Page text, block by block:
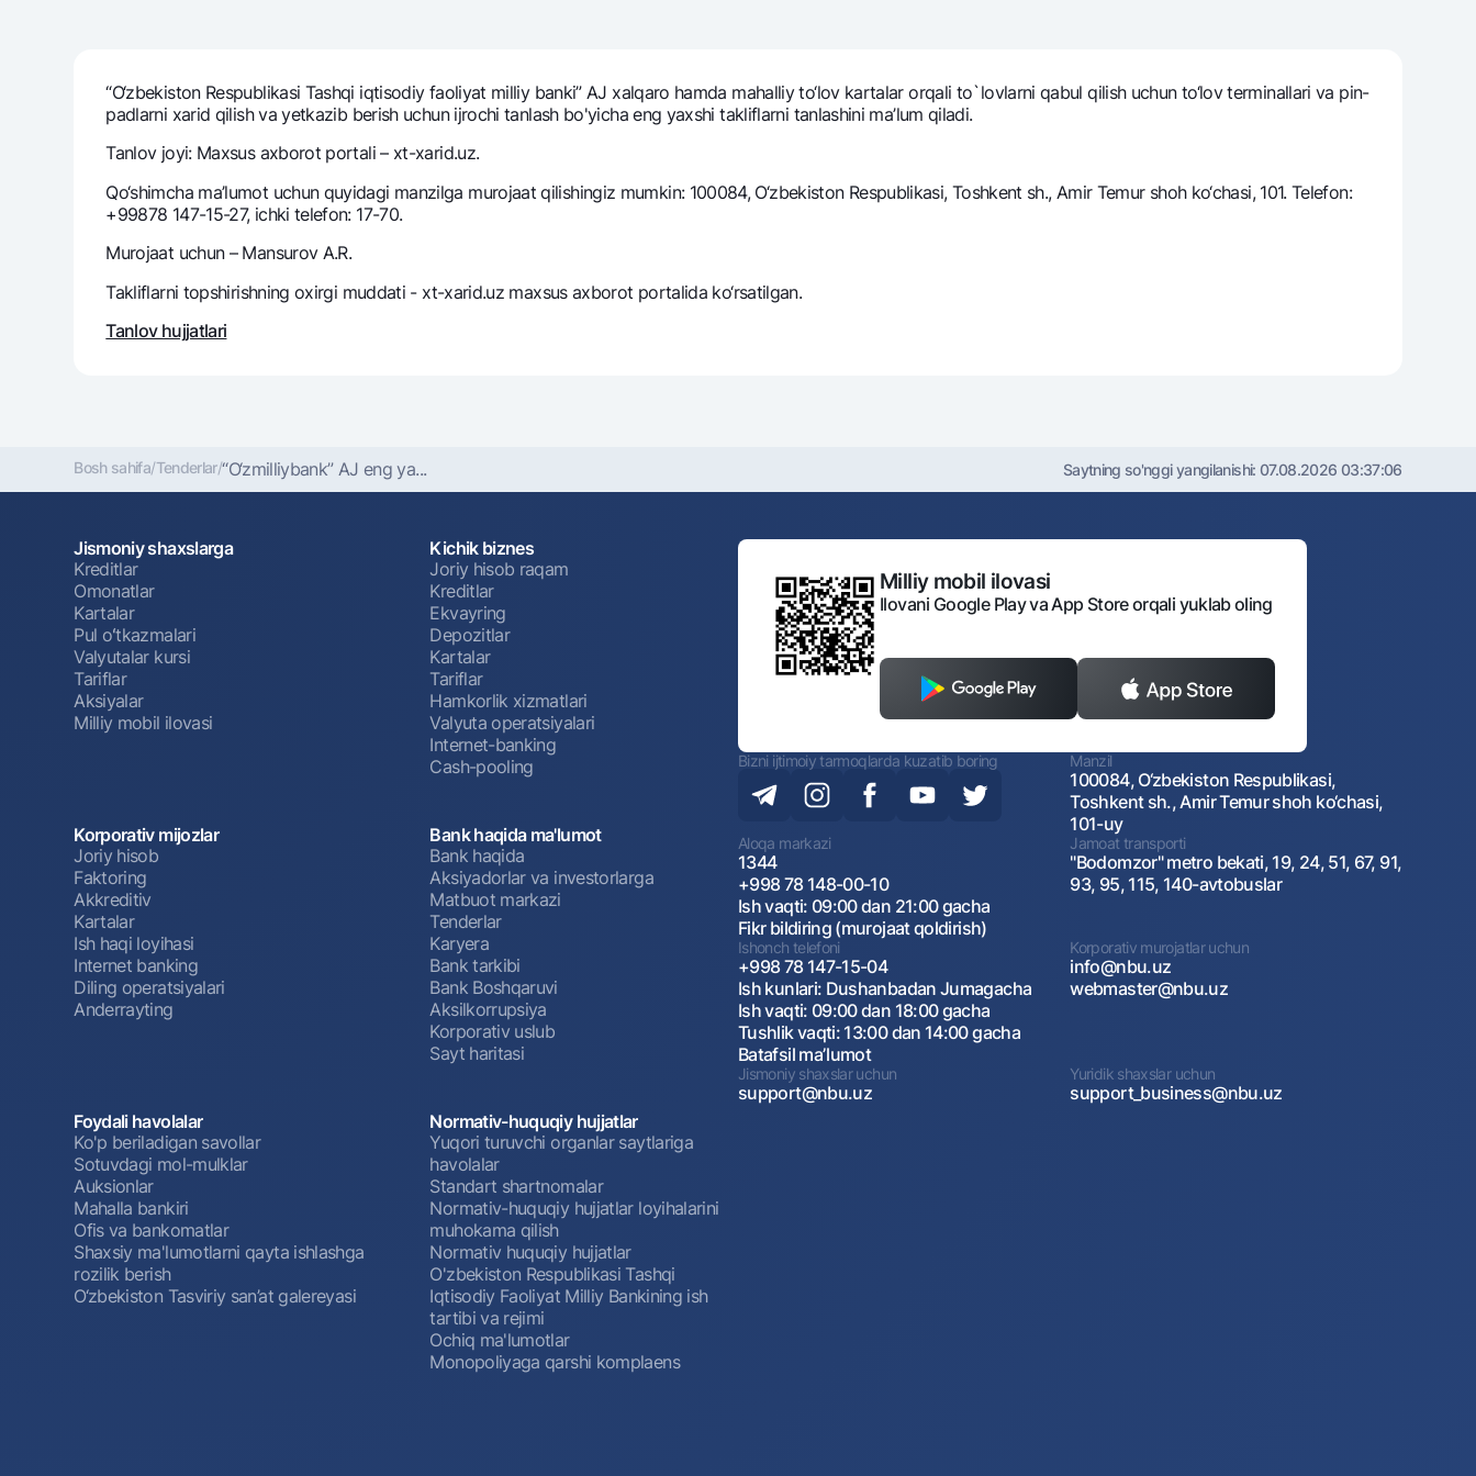
Pul oʻtkazmalari Valyutalar kursi
Eskrou hisobvarag‘i
Tariflar
Aksiyalar
Milliy mobil ilovasi
Ko'p beriladigan savollar
Sayt bo‘yicha qidiring
1344
“O‘zbekiston Respublikasi Tashqi iqtisodiy faoliyat milliy banki” AJ xalqaro hamda mahalliy to‘lov kartalar orqali to`lovlarni qabul qilish uchun to‘lov tеrminallari va pin-
padlarni xarid qilish va yetkazib bеrish uchun ijrochi tanlash bo'yicha eng yaxshi takliflarni tanlashini ma’lum qiladi.
Tanlov joyi: Maxsus axborot portali – xt-xarid.uz.
Qo‘shimcha ma’lumot uchun quyidagi manzilga murojaat qilishingiz mumkin: 100084, O‘zbekiston Respublikasi, Toshkent sh., Amir Temur shoh ko‘chasi, 101. Telefon:
+99878 147-15-27, ichki telefon: 17-70.
Murojaat uchun – Mansurov A.R.
Takliflarni topshirishning oxirgi muddati - xt-xarid.uz maxsus axborot portalida ko‘rsatilgan.
Tanlov hujjatlari
Bosh sahifa/Tenderlar/“O‘zmilliybank” AJ eng ya... Saytning so'nggi yangilanishi: 07.08.2026 03:37:06
Jismoniy shaxslarga
Kreditlar
Omonatlar
Kartalar
Pul oʻtkazmalari
Valyutalar kursi
Tariflar
Aksiyalar
Milliy mobil ilovasi
Kichik biznes
Joriy hisob raqam
Kreditlar
Ekvayring
Depozitlar
Kartalar
Tariflar
Hamkorlik xizmatlari
Valyuta operatsiyalari
Internet-banking
Cash-pooling
Korporativ mijozlar
Joriy hisob
Faktoring
Akkreditiv
Kartalar
Ish haqi loyihasi
Internet banking
Diling operatsiyalari
Anderrayting
Bank haqida ma'lumot
Bank haqida
Aksiyadorlar va investorlarga
Matbuot markazi
Tenderlar
Karyera
Bank tarkibi
Bank Boshqaruvi
Aksilkorrupsiya
Korporativ uslub
Sayt haritasi
Foydali havolalar
Ko'p beriladigan savollar
Sotuvdagi mol-mulklar
Auksionlar
Mahalla bankiri
Ofis va bankomatlar
Shaxsiy ma'lumotlarni qayta ishlashga
rozilik berish
O‘zbekiston Tasviriy san’at galereyasi
Normativ-huquqiy hujjatlar
Yuqori turuvchi organlar saytlariga
havolalar
Standart shartnomalar
Normativ-huquqiy hujjatlar loyihalarini
muhokama qilish
Normativ huquqiy hujjatlar
O'zbekiston Respublikasi Tashqi
Iqtisodiy Faoliyat Milliy Bankining ish
tartibi va rejimi
Ochiq ma'lumotlar
Monopoliyaga qarshi komplaens
Milliy mobil ilovasi
Ilovani Google Play va App Store orqali yuklab oling
Bizni ijtimoiy tarmoqlarda kuzatib boring Manzil
100084, O‘zbekiston Respublikasi,
Toshkent sh., Amir Temur shoh ko‘chasi,
101-uy
Aloqa markazi
1344
+998 78 148-00-10
Ish vaqti: 09:00 dan 21:00 gacha
Fikr bildiring (murojaat qoldirish)
Jamoat transporti
"Bodomzor" metro bekati, 19, 24, 51, 67, 91,
93, 95, 115, 140-avtobuslar
Ishonch telefoni
+998 78 147-15-04
Ish kunlari: Dushanbadan Jumagacha
Ish vaqti: 09:00 dan 18:00 gacha
Tushlik vaqti: 13:00 dan 14:00 gacha
Batafsil maʼlumot
Korporativ murojatlar uchun
info@nbu.uz
webmaster@nbu.uz
Jismoniy shaxslar uchun
support@nbu.uz
Yuridik shaxslar uchun
support_business@nbu.uz